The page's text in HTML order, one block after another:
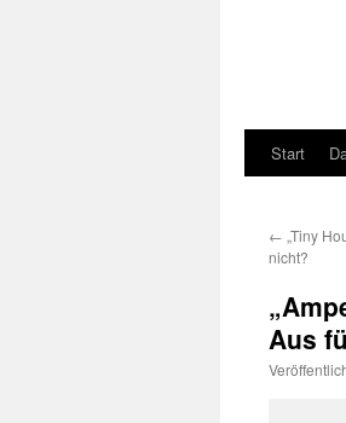
Start
← „Tiny
nicht?
Aus